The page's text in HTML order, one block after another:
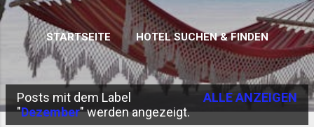
STARTSEITE HOTEL SUCHEN & FINDEN
MEHR… KOOPERATION/ WERBUNG/ LINKTAUSCH
P
Posts mit dem Label
"Dezember" werden angezeigt.
ALLE ANZEIGEN